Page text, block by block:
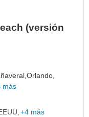
(versión
Orlando,
más
+4 más